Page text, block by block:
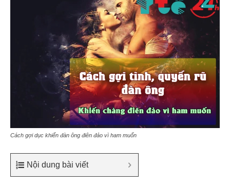
Cách gợi dục khiến đàn ông điên đảo vì ham muốn
Nội dung bài viết